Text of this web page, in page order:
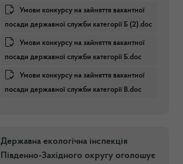
Умови конкурсу на зайняття вакантної
посади державної служби категорії Б (2).doc
Умови конкурсу на зайняття вакантної
посади державної служби категорії Б.doc
Умови конкурсу на зайняття вакантної
посади державної служби категорії В.doc
Державна екологічна інспекція
Південно-Західного округу оголошує